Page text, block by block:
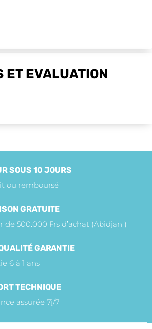
ET EVALUATION
SOUS 10 JOURS
ou remboursé
GRATUITE
de 500.000 Frs d’achat (Abidjan )
GARANTIE
6 à 1 ans
TECHNIQUE
assurée 7j/7